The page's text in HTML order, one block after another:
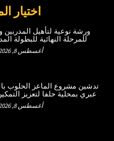
اختيار
ورشة نوعية لتأهيل المدربين
للمرحلة النهائية للبطولة
أغسطس 8, 2026
تدشين مشروع الماعز الحلوب
عبري بمحلية حلفا لتعزيز
أغسطس 8, 2026